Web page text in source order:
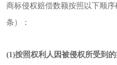
商标侵权赔偿数额按照以下顺
条）：
(1)按照权利人因被侵权所受到